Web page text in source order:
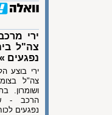
ירי
צה"ל
נפגעים
ירי בוצע
צה"ל
ושומרון.
הרכב -
נפגעים